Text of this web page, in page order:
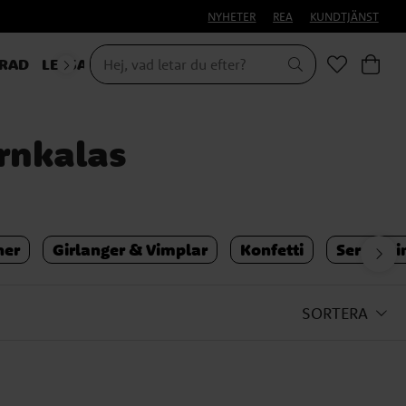
NYHETER REA KUNDTJÄNST
LEKSAKER & PRESENTER
Girlanger & Vimplar Konfetti
SORTERA